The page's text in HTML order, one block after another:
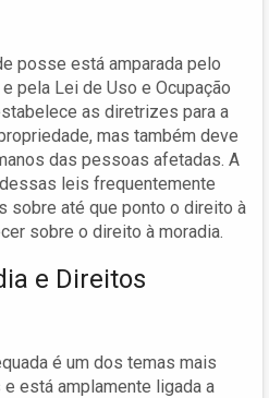
posse está amparada pelo
pela Lei de Uso e Ocupação
as diretrizes para a
mas também deve
das pessoas afetadas. A
leis frequentemente
sobre até que ponto o direito à
sobre o direito à moradia.
e Direitos
é um dos temas mais
está amplamente ligada a